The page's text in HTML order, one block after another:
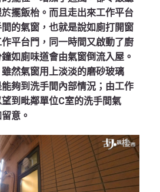
擺飯枱。而且走出來工作平台
的氣窗，也就是說如廁打開窗
平台門，同一時間又啟動了廚
如廁味道會由氣窗倒流入屋。
然氣窗用上淡淡的磨砂玻璃
夠到洗手間內部情況；由工作
到毗鄰單位C室的洗手間氣
意。